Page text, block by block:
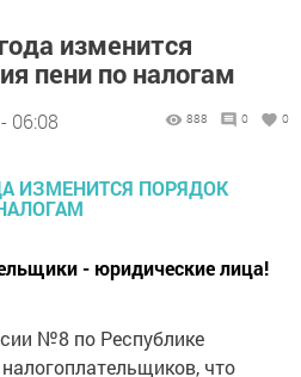
изменится
пени по налогам
06:08 888 0 0
- юридические лица!
№8 по Республике
что